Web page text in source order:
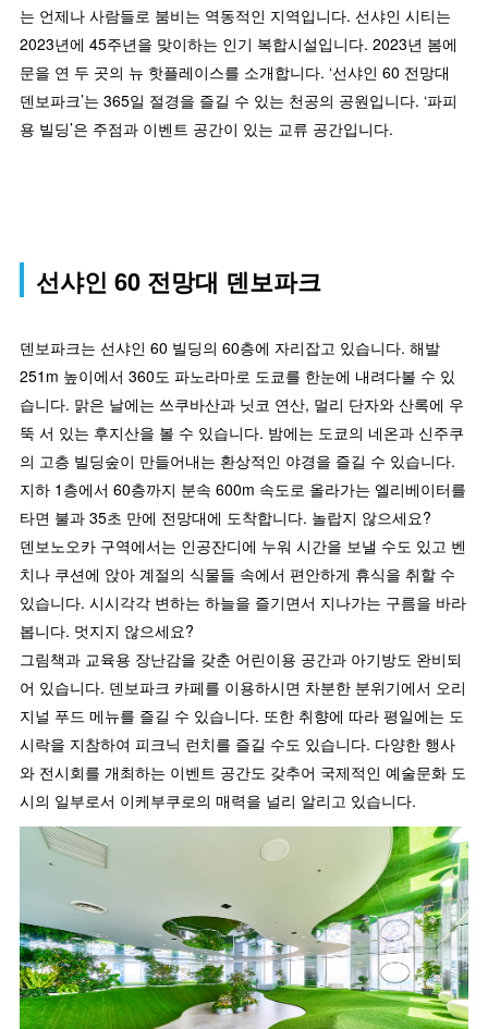
는 언제나 사람들로 붐비는 역동적인 지역입니다. 선샤인 시티는
2023년에 45주년을 맞이하는 인기 복합시설입니다. 2023년 봄에
문을 연 두 곳의 뉴 핫플레이스를 소개합니다. ‘선샤인 60 전망대
덴보파크’는 365일 절경을 즐길 수 있는 천공의 공원입니다. ‘파피
용 빌딩’은 주점과 이벤트 공간이 있는 교류 공간입니다.
선샤인 60 전망대 덴보파크
덴보파크는 선샤인 60 빌딩의 60층에 자리잡고 있습니다. 해발
251m 높이에서 360도 파노라마로 도쿄를 한눈에 내려다볼 수 있
습니다. 맑은 날에는 쓰쿠바산과 닛코 연산, 멀리 단자와 산록에 우
뚝 서 있는 후지산을 볼 수 있습니다. 밤에는 도쿄의 네온과 신주쿠
의 고층 빌딩숲이 만들어내는 환상적인 야경을 즐길 수 있습니다.
지하 1층에서 60층까지 분속 600m 속도로 올라가는 엘리베이터를
타면 불과 35초 만에 전망대에 도착합니다. 놀랍지 않으세요?
덴보노오카 구역에서는 인공잔디에 누워 시간을 보낼 수도 있고 벤
치나 쿠션에 앉아 계절의 식물들 속에서 편안하게 휴식을 취할 수
있습니다. 시시각각 변하는 하늘을 즐기면서 지나가는 구름을 바라
봅니다. 멋지지 않으세요?
그림책과 교육용 장난감을 갖춘 어린이용 공간과 아기방도 완비되
어 있습니다. 덴보파크 카페를 이용하시면 차분한 분위기에서 오리
지널 푸드 메뉴를 즐길 수 있습니다. 또한 취향에 따라 평일에는 도
시락을 지참하여 피크닉 런치를 즐길 수도 있습니다. 다양한 행사
와 전시회를 개최하는 이벤트 공간도 갖추어 국제적인 예술문화 도
시의 일부로서 이케부쿠로의 매력을 널리 알리고 있습니다.